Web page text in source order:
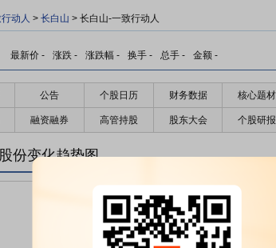
动人 > 长白山 > 长白山-一致行动人
最新价 - 涨跌 - 涨跌幅 - 换手 - 总手 - 金额 -
公告 个股日历 财务数据 核心题材
融资融券 高管持股 股东大会 个股研报
份变化趋势图